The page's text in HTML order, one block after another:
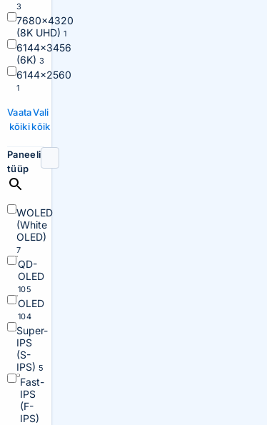
3
7680×4320
(8K UHD) 1
6144×3456
(6K) 3
6144×2560
1
Vaata
kõiki
Vali
kõik
Paneeli
tüüp
WOLED
(White
OLED)
7
QD-
OLED
105
OLED
104
Super-
IPS
(S-
IPS) 5
Fast-
IPS
(F-
IPS)